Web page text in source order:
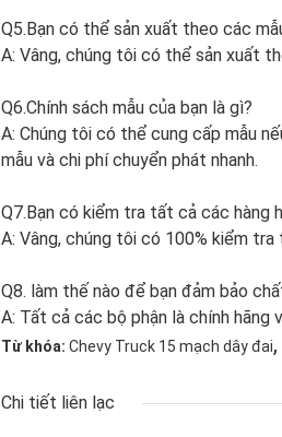
Q5.Bạn có thể sản xuất theo các
A: Vâng, chúng tôi có thể sản xuất
Q6.Chính sách mẫu của bạn là gì?
A: Chúng tôi có thể cung cấp mẫu
mẫu và chi phí chuyển phát nhanh.
Q7.Bạn có kiểm tra tất cả các hàng
A: Vâng, chúng tôi có 100% kiểm
Q8. làm thế nào để bạn đảm bảo
A: Tất cả các bộ phận là chính hãng
Từ khóa: Chevy Truck 15 mạch dây đai,
Chi tiết liên lạc